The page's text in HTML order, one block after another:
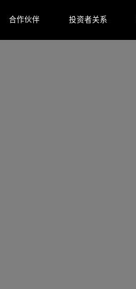
合作伙伴 投资者关系